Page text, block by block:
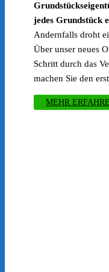
jedes Grundstück
Andernfalls droht
Über unser neues
Schritt durch das
machen Sie den
MEHR